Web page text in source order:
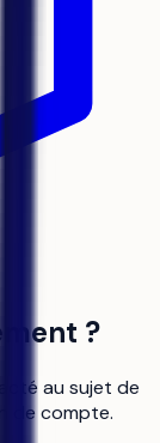
?
au sujet de
de compte.